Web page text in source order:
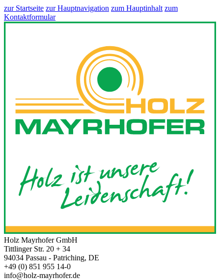
zur Startseite zur Hauptnavigation zum Hauptinhalt zum
Kontaktformular
Holz Mayrhofer GmbH
Tittlinger Str. 20 + 34
94034 Passau - Patriching, DE
+49 (0) 851 955 14-0
info@holz-mayrhofer.de